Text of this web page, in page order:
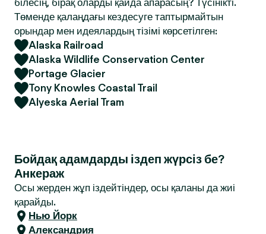
білесің, бірақ оларды қайда апарасың? Түсінікті.
Төменде қалаңдағы кездесуге таптырмайтын
орындар мен идеялардың тізімі көрсетілген:
Alaska Railroad
Alaska Wildlife Conservation Center
Portage Glacier
Tony Knowles Coastal Trail
Alyeska Aerial Tram
Бойдақ адамдарды іздеп жүрсіз бе?
Анкераж
Осы жерден жұп іздейтіндер, осы қаланы да жиі
қарайды.
Нью Йорк
Александрия